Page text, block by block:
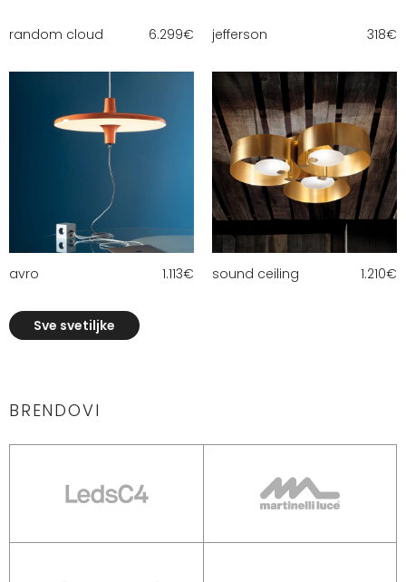
random cloud 6.299€ jefferson 318€
avro 1.113€ sound ceiling 1.210€
Sve svetiljke
BRENDOVI